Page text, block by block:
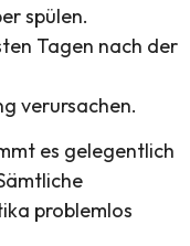
spülen.
Tagen nach der
verursachen.
es gelegentlich
problemlos